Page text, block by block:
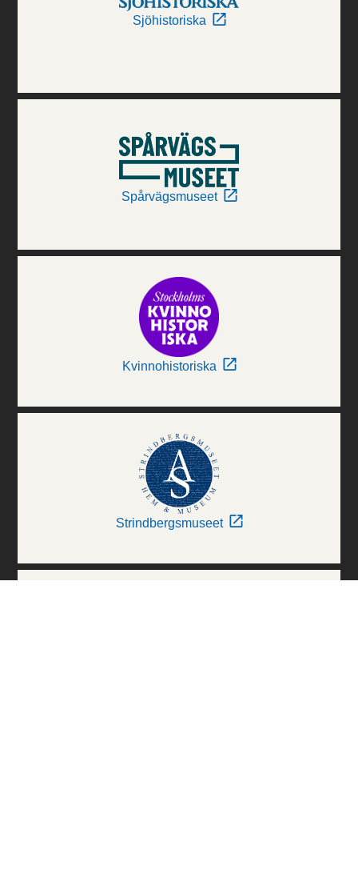
Sjöhistoriska
Spårvägsmuseet
Kvinnohistoriska
Strindbergsmuseet